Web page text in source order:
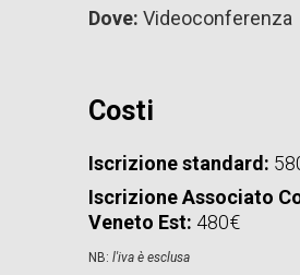
Dove: Videoconferenza
Costi
Iscrizione standard:
Iscrizione Associato
Veneto Est: 480€
NB: l'iva è esclusa